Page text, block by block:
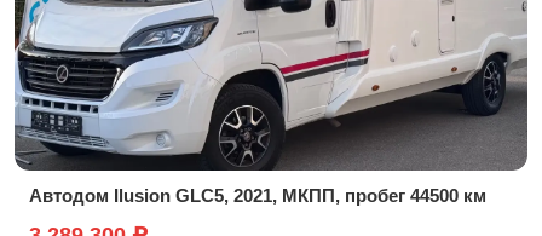
Автодом Ilusion GLC5, 2021, МКПП, пробег 44500 км